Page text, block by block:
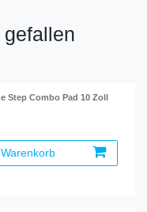
Step Combo Pad 10 Zoll